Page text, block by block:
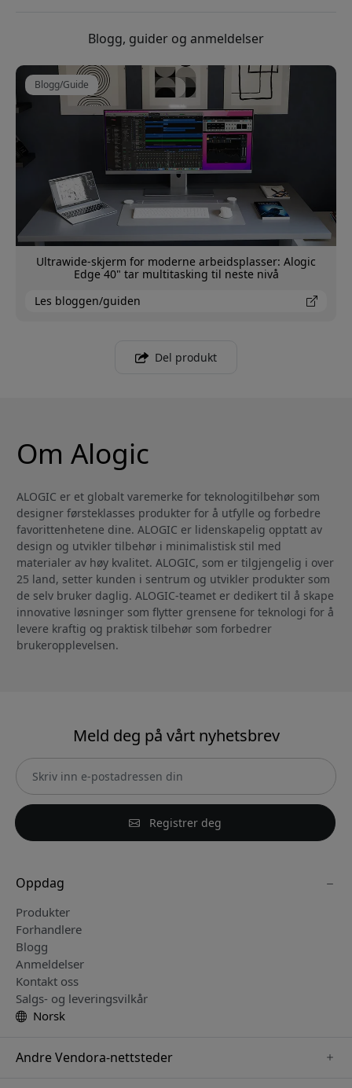
Blogg, guider og anmeldelser
Blogg/Guide
Ultrawide-skjerm for moderne arbeidsplasser: Alogic
Edge 40" tar multitasking til neste nivå
Les bloggen/guiden
Del produkt
Om Alogic
ALOGIC er et globalt varemerke for teknologitilbehør som
designer førsteklasses produkter for å utfylle og forbedre
favorittenhetene dine. ALOGIC er lidenskapelig opptatt av
design og utvikler tilbehør i minimalistisk stil med
materialer av høy kvalitet. ALOGIC, som er tilgjengelig i over
25 land, setter kunden i sentrum og utvikler produkter som
de selv bruker daglig. ALOGIC-teamet er dedikert til å skape
innovative løsninger som flytter grensene for teknologi for å
levere kraftig og praktisk tilbehør som forbedrer
brukeropplevelsen.
Meld deg på vårt nyhetsbrev
Registrer deg
Oppdag
Produkter
Forhandlere
Blogg
Anmeldelser
Kontakt oss
Salgs- og leveringsvilkår
Norsk
Andre Vendora-nettsteder